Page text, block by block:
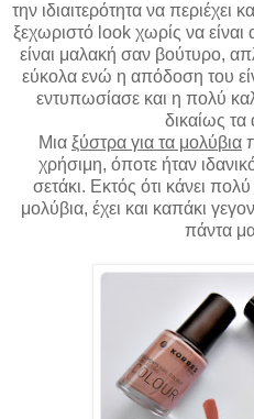
την ιδιαιτερότητα να περιέχει
ξεχωριστό look χωρίς να είναι
είναι μαλακή σαν βούτυρο,
εύκολα ενώ η απόδοση του
εντυπωσίασε και η πολύ
δικαίως
Μια ξύστρα για τα μολύβια
χρήσιμη, όποτε ήταν
σετάκι. Εκτός ότι κάνει
μολύβια, έχει και καπάκι
πάντα